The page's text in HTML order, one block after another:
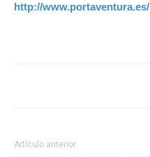
http://www.portaventura.es/
Artículo anterior